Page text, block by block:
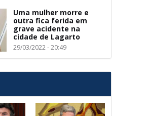
Uma mulher morre e
outra fica ferida em
grave acidente na
cidade de Lagarto
29/03/2022 - 20:49